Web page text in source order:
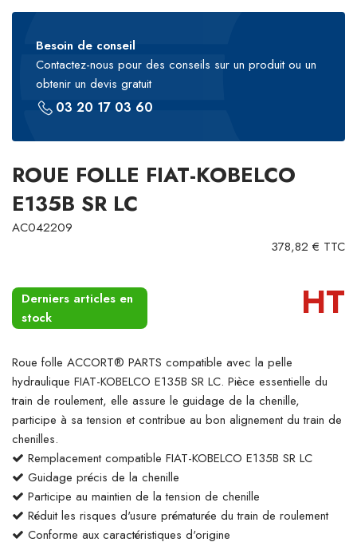
Besoin de conseil
Contactez-nous pour des conseils sur un produit ou un
obtenir un devis gratuit
03 20 17 03 60
ROUE FOLLE FIAT-KOBELCO
E135B SR LC
AC042209
378,82 € TTC
Derniers articles en
stock
HT
Roue folle ACCORT® PARTS compatible avec la pelle
hydraulique FIAT-KOBELCO E135B SR LC. Pièce essentielle du
train de roulement, elle assure le guidage de la chenille,
participe à sa tension et contribue au bon alignement du train de
chenilles.
Remplacement compatible FIAT-KOBELCO E135B SR LC
Guidage précis de la chenille
Participe au maintien de la tension de chenille
Réduit les risques d'usure prématurée du train de roulement
Conforme aux caractéristiques d'origine